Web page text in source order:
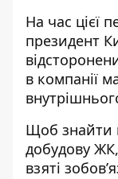
На час цієї
президент
в компанії
Щоб знайти
добудову
взяті